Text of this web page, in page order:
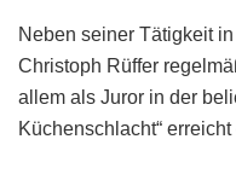
Neben seiner Tätigkeit
Christoph Rüffer
allem als Juror in der
Küchenschlacht“